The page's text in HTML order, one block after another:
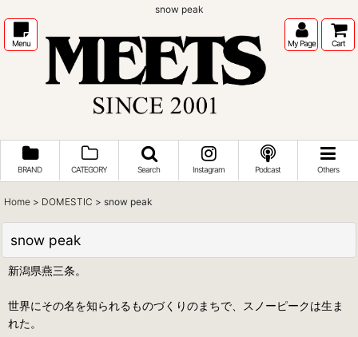
snow peak
Menu My Page Cart
BRAND CATEGORY Search Instagram Podcast Others
Home > DOMESTIC > snow peak
snow peak
新潟県燕三条。
世界にその名を知られるものづくりのまちで、スノーピークは生ま
れた。